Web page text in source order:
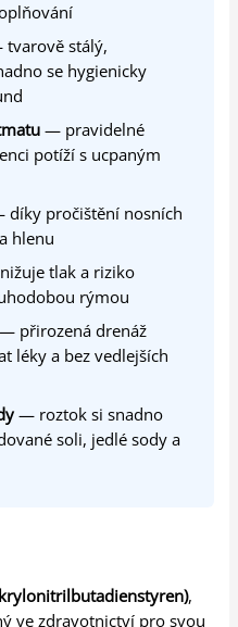
stálý,
se hygienicky
— pravidelné
potíží s ucpaným
díky pročištění nosních
hlenu
tlak a riziko
rýmou
— přirozená drenáž
léky a bez vedlejších
— roztok si snadno
soli, jedlé sody a
,
ve zdravotnictví pro svou